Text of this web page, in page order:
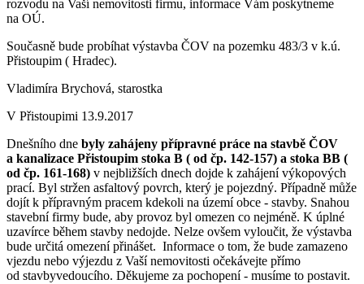
rozvodu na Vaší nemovitosti firmu, informace Vám poskytneme
na OÚ.
Současně bude probíhat výstavba ČOV na pozemku 483/3 v k.ú.
Přistoupim ( Hradec).
Vladimíra Brychová, starostka
V Přistoupimi 13.9.2017
Dnešního dne byly zahájeny přípravné práce na stavbě ČOV
a kanalizace Přistoupim stoka B ( od čp. 142-157) a stoka BB (
od čp. 161-168) v nejbližších dnech dojde k zahájení výkopových
prací. Byl stržen asfaltový povrch, který je pojezdný. Případně může
dojít k přípravným pracem kdekoli na území obce - stavby. Snahou
stavební firmy bude, aby provoz byl omezen co nejméně. K úplné
uzavírce během stavby nedojde. Nelze ovšem vyloučit, že výstavba
bude určitá omezení přinášet. Informace o tom, že bude zamazeno
vjezdu nebo výjezdu z Vaší nemovitosti očekávejte přímo
od stavbyvedoucího. Děkujeme za pochopení - musíme to postavit.